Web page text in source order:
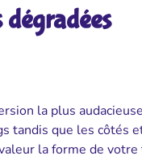
la plus
que les côtés
la forme de